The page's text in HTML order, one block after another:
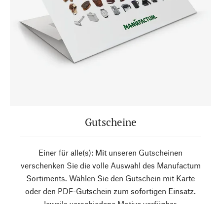
Gutscheine
Einer für alle(s): Mit unseren Gutscheinen
verschenken Sie die volle Auswahl des Manufactum
Sortiments. Wählen Sie den Gutschein mit Karte
oder den PDF-Gutschein zum sofortigen Einsatz.